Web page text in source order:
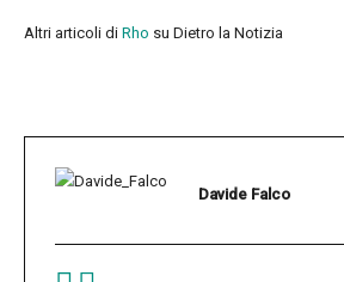
Altri articoli di Rho su Dietro la Notizia
Davide Falco